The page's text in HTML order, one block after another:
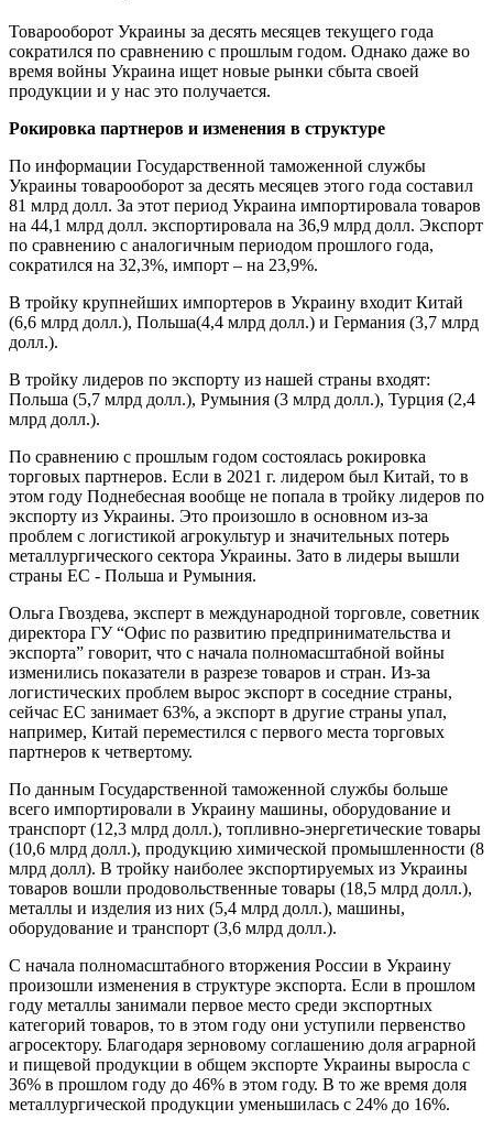
Товарооборот Украины за десять месяцев текущего года
сократился по сравнению с прошлым годом. Однако даже во
время войны Украина ищет новые рынки сбыта своей
продукции и у нас это получается.
Рокировка партнеров и изменения в структуре
По информации Государственной таможенной службы
Украины товарооборот за десять месяцев этого года составил
81 млрд долл. За этот период Украина импортировала товаров
на 44,1 млрд долл. экспортировала на 36,9 млрд долл. Экспорт
по сравнению с аналогичным периодом прошлого года,
сократился на 32,3%, импорт – на 23,9%.
В тройку крупнейших импортеров в Украину входит Китай
(6,6 млрд долл.), Польша(4,4 млрд долл.) и Германия (3,7 млрд
долл.).
В тройку лидеров по экспорту из нашей страны входят:
Польша (5,7 млрд долл.), Румыния (3 млрд долл.), Турция (2,4
млрд долл.).
По сравнению с прошлым годом состоялась рокировка
торговых партнеров. Если в 2021 г. лидером был Китай, то в
этом году Поднебесная вообще не попала в тройку лидеров по
экспорту из Украины. Это произошло в основном из-за
проблем с логистикой агрокультур и значительных потерь
металлургического сектора Украины. Зато в лидеры вышли
страны ЕС - Польша и Румыния.
Ольга Гвоздева, эксперт в международной торговле, советник
директора ГУ “Офис по развитию предпринимательства и
экспорта” говорит, что с начала полномасштабной войны
изменились показатели в разрезе товаров и стран. Из-за
логистических проблем вырос экспорт в соседние страны,
сейчас ЕС занимает 63%, а экспорт в другие страны упал,
например, Китай переместился с первого места торговых
партнеров к четвертому.
По данным Государственной таможенной службы больше
всего импортировали в Украину машины, оборудование и
транспорт (12,3 млрд долл.), топливно-энергетические товары
(10,6 млрд долл.), продукцию химической промышленности (8
млрд долл). В тройку наиболее экспортируемых из Украины
товаров вошли продовольственные товары (18,5 млрд долл.),
металлы и изделия из них (5,4 млрд долл.), машины,
оборудование и транспорт (3,6 млрд долл.).
С начала полномасштабного вторжения России в Украину
произошли изменения в структуре экспорта. Если в прошлом
году металлы занимали первое место среди экспортных
категорий товаров, то в этом году они уступили первенство
агросектору. Благодаря зерновому соглашению доля аграрной
и пищевой продукции в общем экспорте Украины выросла с
36% в прошлом году до 46% в этом году. В то же время доля
металлургической продукции уменьшилась с 24% до 16%.